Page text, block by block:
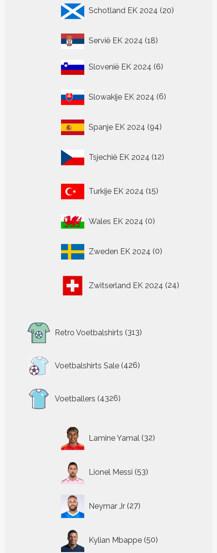
Schotland EK 2024 20
producten
Servië EK 2024 1818
Slovenië EK 2024 66
Slowakije EK 2024 6
producten
Spanje EK 2024 9494
Tsjechië EK 2024 12
producten
Turkije EK 2024 15
producten
Wales EK 2024 00
Zweden EK 2024 0
producten
Zwitserland EK 2024 24
producten
Retro Voetbalshirts 313
producten
Voetbalshirts Sale 426
426
producten
Voetballers 4326
producten
Lamine Yamal 32
producten
Lionel Messi 53
producten
Neymar Jr 27
producten
Kylian Mbappe 50
producten